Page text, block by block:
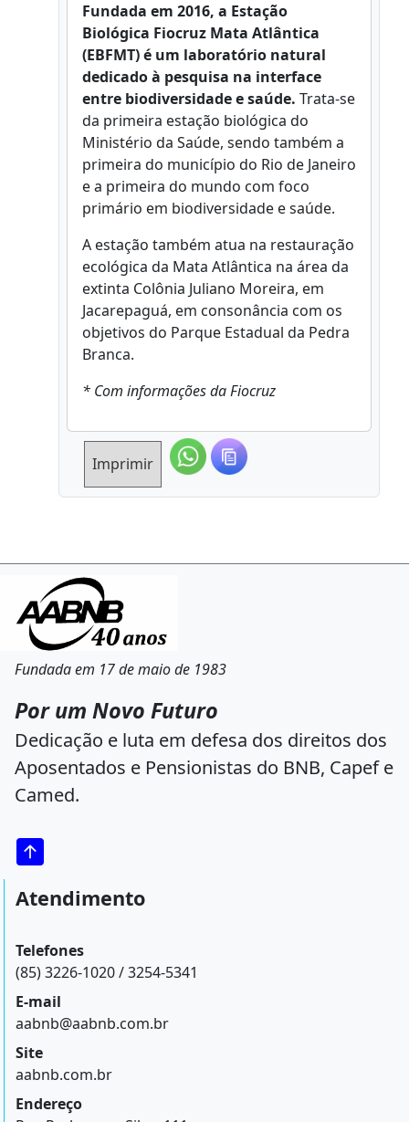
Fundada em 2016, a Estação
Biológica Fiocruz Mata Atlântica
(EBFMT) é um laboratório natural
dedicado à pesquisa na interface
entre biodiversidade e saúde. Trata-se
da primeira estação biológica do
Ministério da Saúde, sendo também a
primeira do município do Rio de Janeiro
e a primeira do mundo com foco
primário em biodiversidade e saúde.
A estação também atua na restauração
ecológica da Mata Atlântica na área da
extinta Colônia Juliano Moreira, em
Jacarepaguá, em consonância com os
objetivos do Parque Estadual da Pedra
Branca.
* Com informações da Fiocruz
Imprimir
Fundada em 17 de maio de 1983
Por um Novo Futuro
Dedicação e luta em defesa dos direitos dos
Aposentados e Pensionistas do BNB, Capef e
Camed.
Atendimento
Telefones
(85) 3226-1020 / 3254-5341
E-mail
aabnb@aabnb.com.br
Site
aabnb.com.br
Endereço